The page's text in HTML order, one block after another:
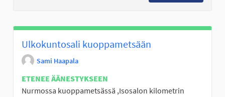
Ulkokuntosali kuoppametsään
Sami Haapala
ETENEE ÄÄNESTYKSEEN
Nurmossa kuoppametsässä ,Isosalon kilometrin